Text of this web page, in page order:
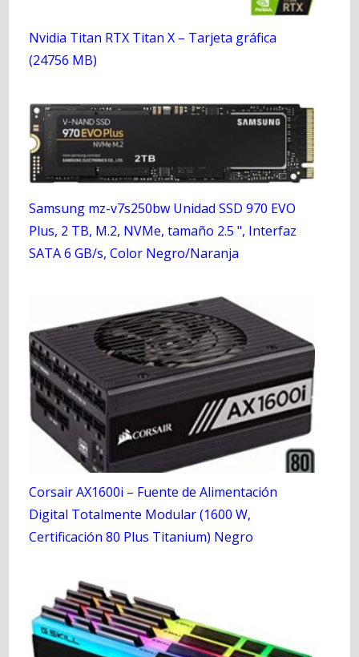
Nvidia Titan RTX Titan X – Tarjeta gráfica
(24756 MB)
Samsung mz-v7s250bw Unidad SSD 970 EVO
Plus, 2 TB, M.2, NVMe, tamaño 2.5 ", Interfaz
SATA 6 GB/s, Color Negro/Naranja
Corsair AX1600i – Fuente de Alimentación
Digital Totalmente Modular (1600 W,
Certificación 80 Plus Titanium) Negro